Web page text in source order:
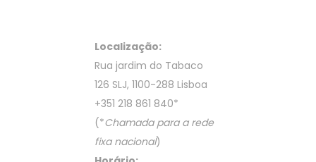
Localização:
Rua jardim do Tabaco
126 SLJ, 1100-288 Lisboa
+351 218 861 840*
(*Chamada para a rede
fixa nacional)